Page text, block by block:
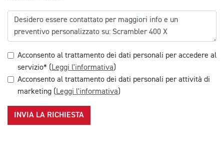
Acconsento al trattamento dei dati personali per accedere al
servizio* (Leggi l'informativa)
Acconsento al trattamento dei dati personali per attività di
marketing (Leggi l'informativa)
INVIA LA RICHIESTA